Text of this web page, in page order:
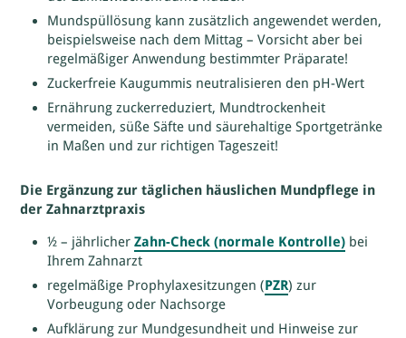
Mundspüllösung kann zusätzlich angewendet werden,
beispielsweise nach dem Mittag – Vorsicht aber bei
regelmäßiger Anwendung bestimmter Präparate!
Zuckerfreie Kaugummis neutralisieren den pH-Wert
Ernährung zuckerreduziert, Mundtrockenheit
vermeiden, süße Säfte und säurehaltige Sportgetränke
in Maßen und zur richtigen Tageszeit!
Die Ergänzung zur täglichen häuslichen Mundpflege in
der Zahnarztpraxis
½ – jährlicherZahn-Check (normale Kontrolle) bei
Ihrem Zahnarzt
regelmäßige Prophylaxesitzungen (PZR) zur
Vorbeugung oder Nachsorge
Aufklärung zur Mundgesundheit und Hinweise zur